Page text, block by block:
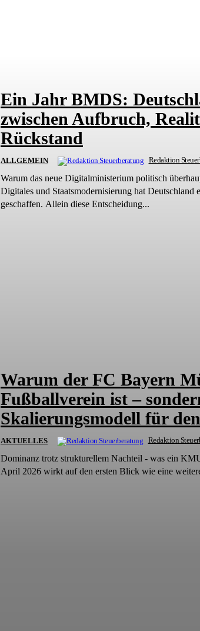
Ein Jahr BMDS:
zwischen Aufbruch,
Rückstand
ALLGEMEIN Redaktion
Warum das neue Digitalministerium politisch überhaupt relevant ist Mit dem
Digitales und Staatsmodernisierung hat
geschaffen. Allein diese Entscheidung...
Warum der FC Bayern
Fußballverein ist –
Skalierungsmodell für
AKTUELLES Redaktion
Dominanz trotz strukturellem Nachteil - was ein KMU
April 2026 wirkt auf den ersten Blick wie eine